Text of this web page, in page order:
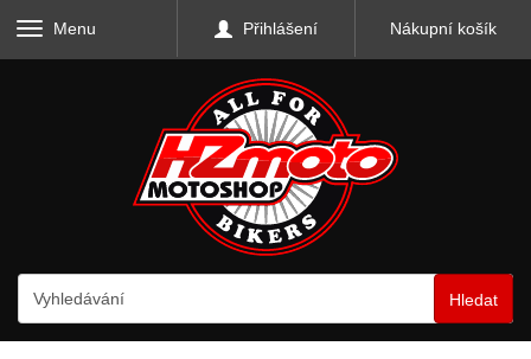
Menu Přihlášení Nákupní košík
Hledat